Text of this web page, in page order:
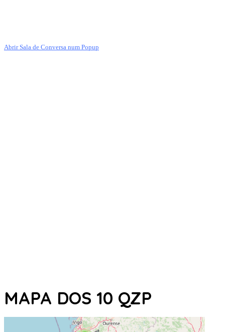
Abrir Sala de Conversa num Popup
MAPA DOS 10 QZP